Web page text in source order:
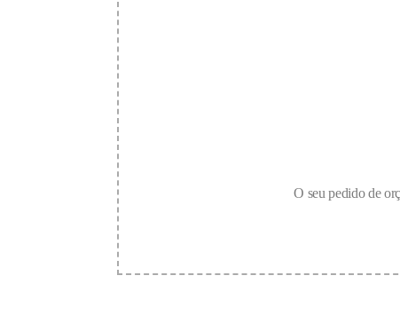
O seu pedido de